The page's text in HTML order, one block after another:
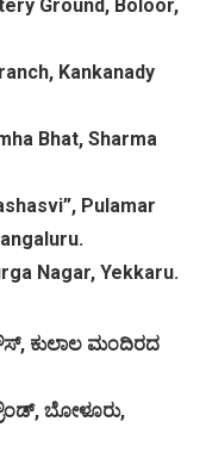
Ground, Boloor,
Kankanady
Bhat, Sharma
Pulamar
Nagar, Yekkaru.
, ಕುಲಾಲ ಮಂದಿರದ
, ಬೋಳೂರು,